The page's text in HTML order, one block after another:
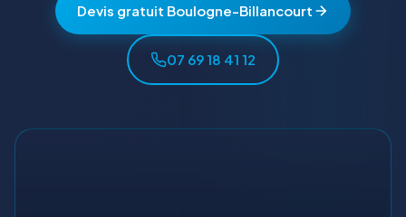
Devis gratuit Boulogne-Billancourt
07 69 18 41 12